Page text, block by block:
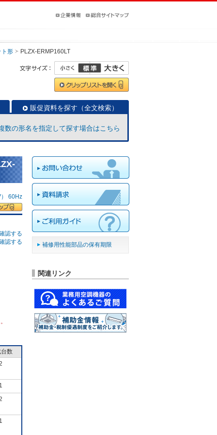
ト形 PLZX-ERMP160LT
販促資料を探す（全文検索）
数の形名を指定して探す場合はこちら
60Hz
認する
認する
数
補修用性能部品の保有期限
関連リンク